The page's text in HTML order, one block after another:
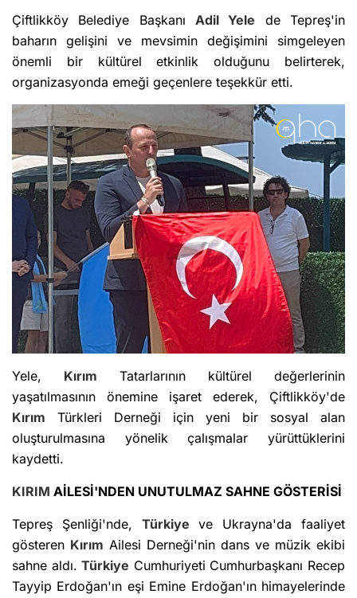
Çiftlikköy Belediye Başkanı Adil Yele de Tepreş'in
baharın gelişini ve mevsimin değişimini simgeleyen
önemli bir kültürel etkinlik olduğunu belirterek,
organizasyonda emeği geçenlere teşekkür etti.
Yele, Kırım Tatarlarının kültürel değerlerinin
yaşatılmasının önemine işaret ederek, Çiftlikköy'de
Kırım Türkleri Derneği için yeni bir sosyal alan
oluşturulmasına yönelik çalışmalar yürüttüklerini
kaydetti.
KIRIM AİLESİ'NDEN UNUTULMAZ SAHNE GÖSTERİSİ
Tepreş Şenliği'nde, Türkiye ve Ukrayna'da faaliyet
gösteren Kırım Ailesi Derneği'nin dans ve müzik ekibi
sahne aldı.Türkiye Cumhuriyeti Cumhurbaşkanı Recep
Tayyip Erdoğan'ın eşi Emine Erdoğan'ın himayelerinde